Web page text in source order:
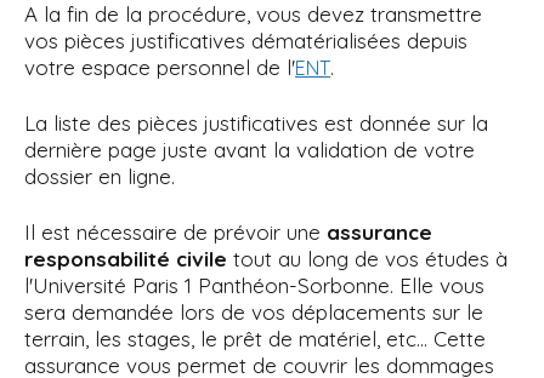
A la fin de la procédure, vous devez transmettre
vos pièces justificatives dématérialisées depuis
votre espace personnel de l'ENT.
La liste des pièces justificatives est donnée sur la
dernière page juste avant la validation de votre
dossier en ligne.
Il est nécessaire de prévoir une assurance
responsabilité civile tout au long de vos études à
l'Université Paris 1 Panthéon-Sorbonne. Elle vous
sera demandée lors de vos déplacements sur le
terrain, les stages, le prêt de matériel, etc... Cette
assurance vous permet de couvrir les dommages